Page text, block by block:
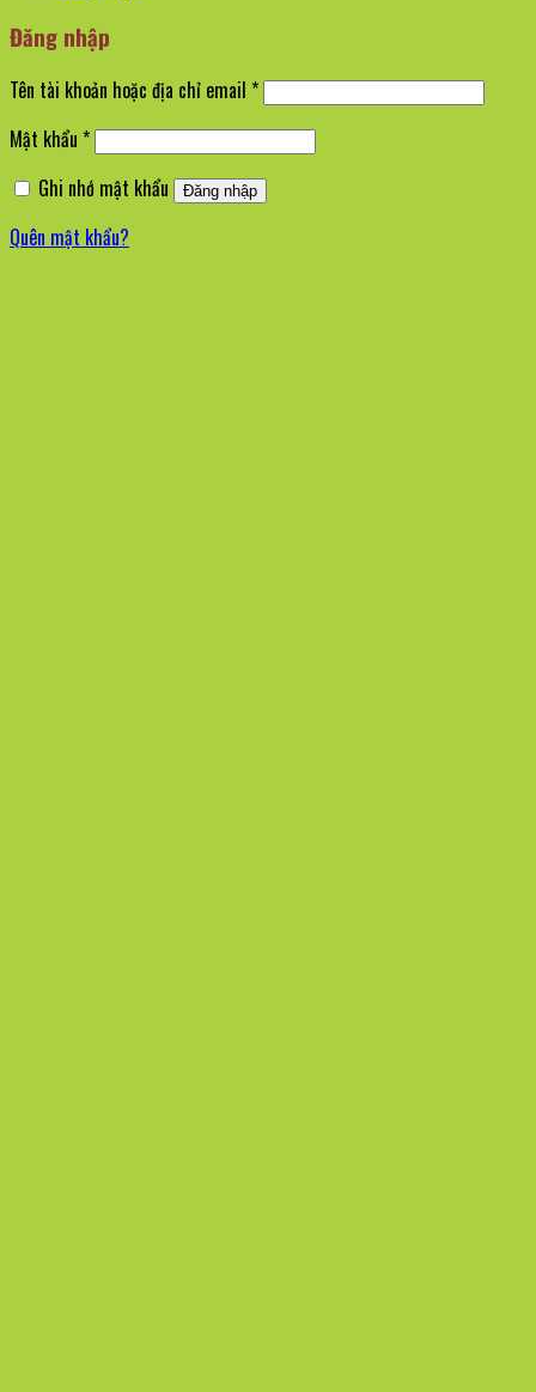
Đăng nhập
Tên tài khoản hoặc địa chỉ email *Bắt
Mật khẩu *Bắt
Ghi nhớ mật khẩu Đăng nhập
Quên mật khẩu?